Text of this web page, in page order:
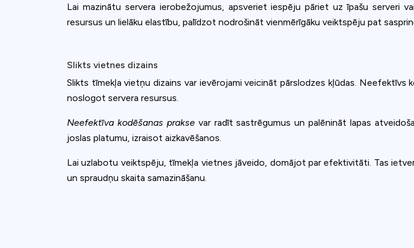
Lai mazinātu servera ierobežojumus, apsveriet iespēju pāriet uz īpašu serveri
resursus un lielāku elastību, palīdzot nodrošināt vienmērīgāku veiktspēju pat
Slikts vietnes dizains
Slikts tīmekļa vietņu dizains var ievērojami veicināt pārslodzes kļūdas. Neefektīvs
noslogot servera resursus.
Neefektīva kodēšanas praksevar radīt sastrēgumus un palēnināt lapas
joslas platumu, izraisot aizkavēšanos.
Lai uzlabotu veiktspēju, tīmekļa vietnes jāveido, domājot par efektivitāti. Tas
un spraudņu skaita samazināšanu.